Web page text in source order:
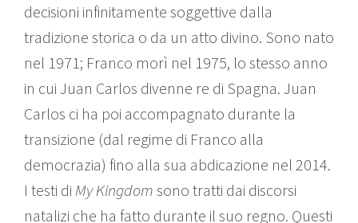
decisioni infinitamente soggettive dalla
tradizione storica o da un atto divino. Sono nato
nel 1971; Franco morì nel 1975, lo stesso anno
in cui Juan Carlos divenne re di Spagna. Juan
Carlos ci ha poi accompagnato durante la
transizione (dal regime di Franco alla
democrazia) fino alla sua abdicazione nel 2014.
I testi di My Kingdom sono tratti dai discorsi
natalizi che ha fatto durante il suo regno. Questi